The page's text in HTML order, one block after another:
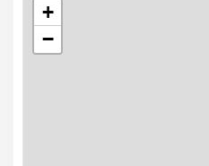
+
−